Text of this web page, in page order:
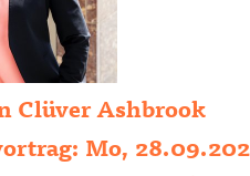
Clüver Ashbrook
Mo,